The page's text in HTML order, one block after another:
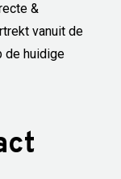
&
vanuit de
de huidige